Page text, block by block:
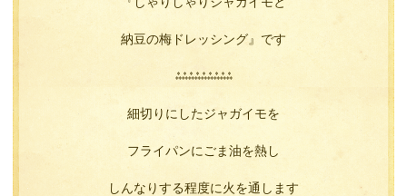
納豆の梅ドレッシング』です
⁂⁂⁂⁂⁂⁂⁂⁂⁂
細切りにしたジャガイモを
フライパンにごま油を熱し
しんなりする程度に火を通します